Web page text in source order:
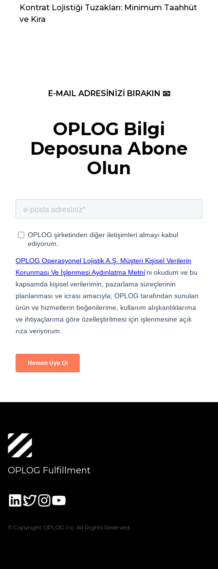
Kontrat Lojistiği Tuzakları: Minimum Taahhüt
ve Kira
E-MAIL ADRESİNİZİ BIRAKIN 📧
OPLOG Bilgi
Deposuna Abone
Olun
OPLOG Fulfillment
© Copyright OPLOG Inc. All Rights Reserved.